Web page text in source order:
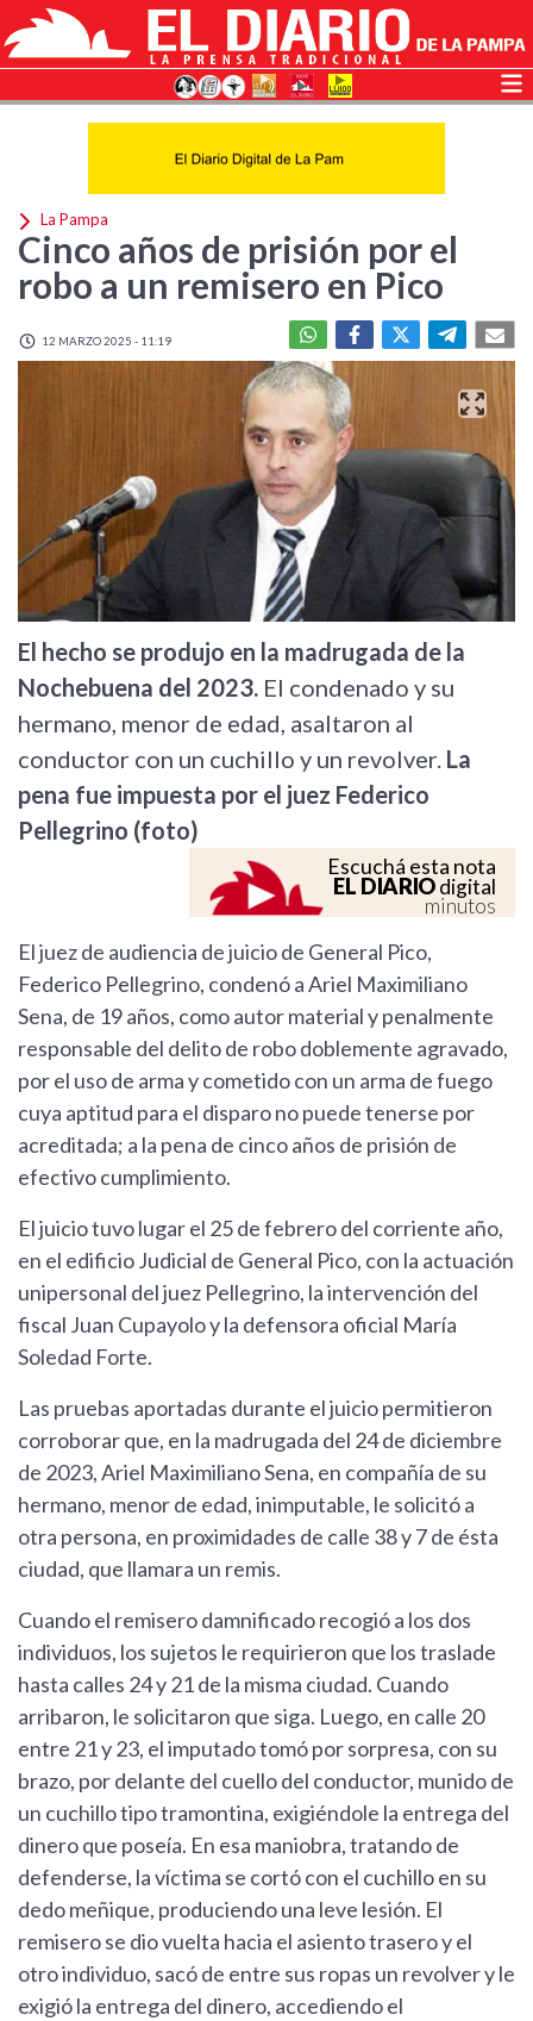
La Pampa
Cinco años de prisión por el
robo a un remisero en Pico
12 MARZO 2025 - 11:19
El hecho se produjo en la madrugada de la
Nochebuena del 2023. El condenado y su
hermano, menor de edad, asaltaron al
conductor con un cuchillo y un revolver. La
pena fue impuesta por el juez Federico
Pellegrino (foto)
Escuchá esta nota
EL DIARIOdigital
minutos
El juez de audiencia de juicio de General Pico,
Federico Pellegrino, condenó a Ariel Maximiliano
Sena, de 19 años, como autor material y penalmente
responsable del delito de robo doblemente agravado,
por el uso de arma y cometido con un arma de fuego
cuya aptitud para el disparo no puede tenerse por
acreditada; a la pena de cinco años de prisión de
efectivo cumplimiento.
El juicio tuvo lugar el 25 de febrero del corriente año,
en el edificio Judicial de General Pico, con la actuación
unipersonal del juez Pellegrino, la intervención del
fiscal Juan Cupayolo y la defensora oficial María
Soledad Forte.
Las pruebas aportadas durante el juicio permitieron
corroborar que, en la madrugada del 24 de diciembre
de 2023, Ariel Maximiliano Sena, en compañía de su
hermano, menor de edad, inimputable, le solicitó a
otra persona, en proximidades de calle 38 y 7 de ésta
ciudad, que llamara un remis.
Cuando el remisero damnificado recogió a los dos
individuos, los sujetos le requirieron que los traslade
hasta calles 24 y 21 de la misma ciudad. Cuando
arribaron, le solicitaron que siga. Luego, en calle 20
entre 21 y 23, el imputado tomó por sorpresa, con su
brazo, por delante del cuello del conductor, munido de
un cuchillo tipo tramontina, exigiéndole la entrega del
dinero que poseía. En esa maniobra, tratando de
defenderse, la víctima se cortó con el cuchillo en su
dedo meñique, produciendo una leve lesión. El
remisero se dio vuelta hacia el asiento trasero y el
otro individuo, sacó de entre sus ropas un revolver y le
exigió la entrega del dinero, accediendo el